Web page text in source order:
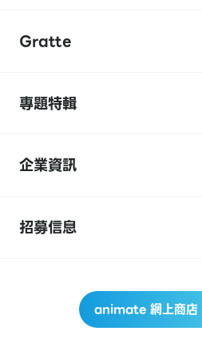
Gratte
專題特輯
企業資訊
招募信息
animate 網上商店